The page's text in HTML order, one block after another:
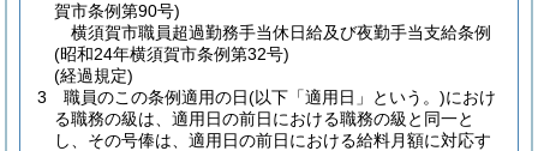
賀市条例第90号)
横須賀市職員超過勤務手当休日給及び夜勤手当支給条例
(昭和24年横須賀市条例第32号)
(経過規定)
3
職員のこの条例適用の日(以下「適用日」という。)におけ
る職務の級は、適用日の前日における職務の級と同一と
し、その号俸は、適用日の前日における給料月額に対応す